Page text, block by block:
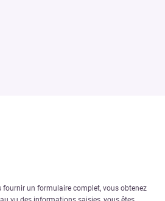
fournir un formulaire complet, vous obtenez